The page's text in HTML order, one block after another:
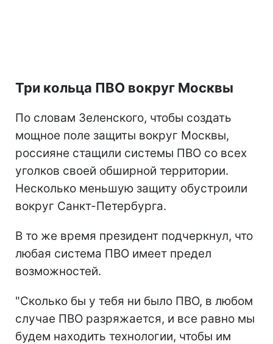
Три кольца ПВО вокруг Москвы
По словам Зеленского, чтобы создать
мощное поле защиты вокруг Москвы,
россияне стащили системы ПВО со всех
уголков своей обширной территории.
Несколько меньшую защиту обустроили
вокруг Санкт-Петербурга.
В то же время президент подчеркнул, что
любая система ПВО имеет предел
возможностей.
"Сколько бы у тебя ни было ПВО, в любом
случае ПВО разряжается, и все равно мы
будем находить технологии, чтобы им